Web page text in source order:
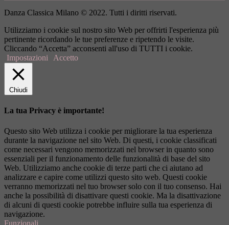
Danza Classica Milano © 2022. Tutti i diritti riservati.
Utilizziamo i cookie sul nostro sito Web per offrirti l'esperienza più
pertinente ricordando le tue preferenze e ripetendo le visite.
Cliccando “Accetta” acconsenti all'uso di TUTTI i cookie.
Impostazioni
Accetto
Chiudi
La tua Privacy è importante!
Questo sito Web utilizza i cookie per migliorare la tua esperienza
durante la navigazione nel sito Web. Di questi, i cookie classificati
come necessari vengono memorizzati nel browser in quanto sono
essenziali per il funzionamento delle funzionalità di base del sito
Web. Utilizziamo anche cookie di terze parti che ci aiutano ad
analizzare e capire come utilizzi questo sito web. Questi cookie
verranno memorizzati nel tuo browser solo con il tuo consenso. Hai
anche la possibilità di disattivare questi cookie. Ma la disattivazione
di alcuni di questi cookie potrebbe influire sulla tua esperienza di
navigazione.
Funzionali